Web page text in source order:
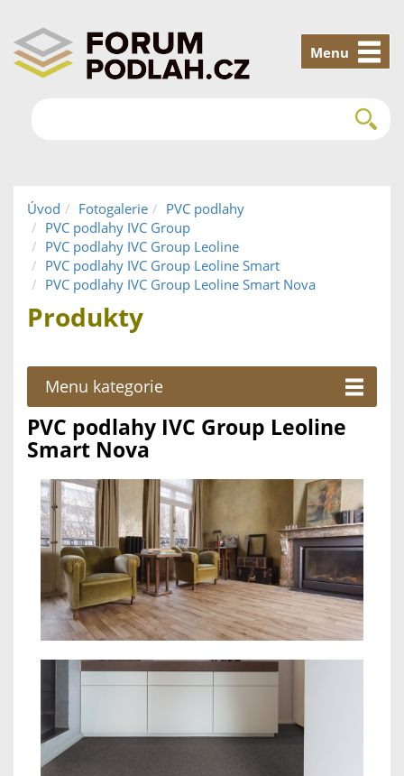
Menu
Úvod Fotogalerie
PVC podlahy
PVC podlahy IVC Group
PVC podlahy IVC Group Leoline
PVC podlahy IVC Group Leoline Smart
PVC podlahy IVC Group Leoline Smart Nova
Produkty
Menu kategorie
PVC podlahy IVC Group Leoline
Smart Nova